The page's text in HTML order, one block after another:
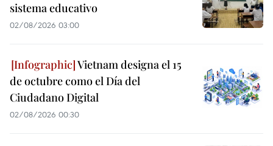
sistema educativo
02/08/2026 03:00
Vietnam designa el 15
de octubre como el Día del
Ciudadano Digital
02/08/2026 00:30